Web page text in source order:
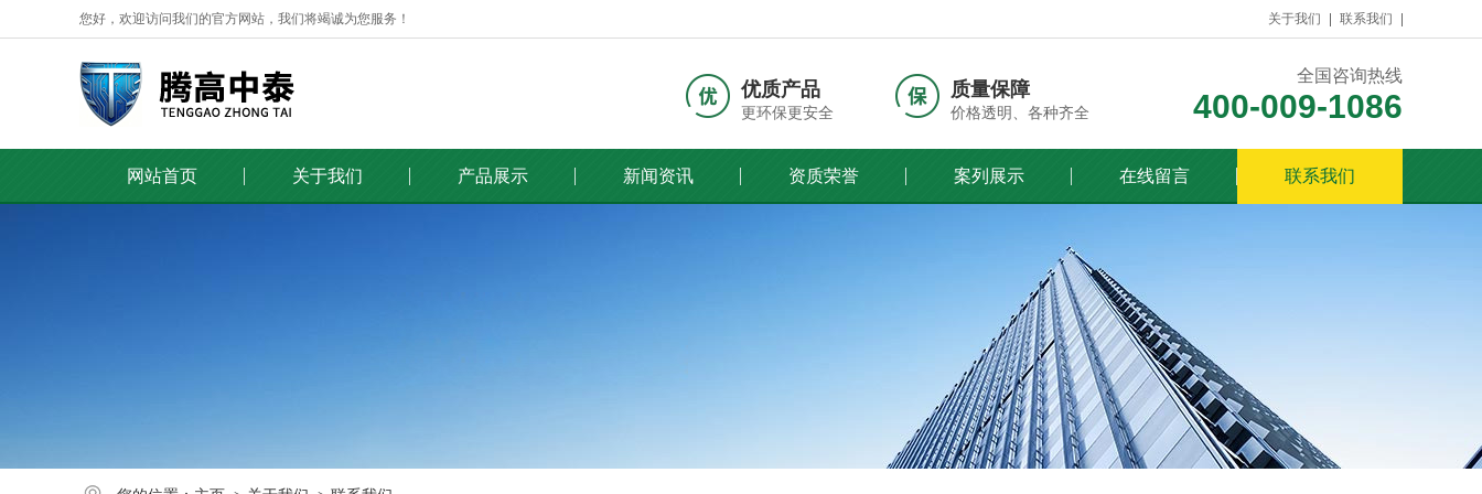
关于我们 联系我们
您好，欢迎访问我们的官方网站，我们将竭诚为您服务！
优质产品
更环保更安全
质量保障
价格透明、各种齐全
全国咨询热线
400-009-1086
网站首页 关于我们 产品展示 新闻资讯 资质荣誉 案列展示 在线留言 联系我们